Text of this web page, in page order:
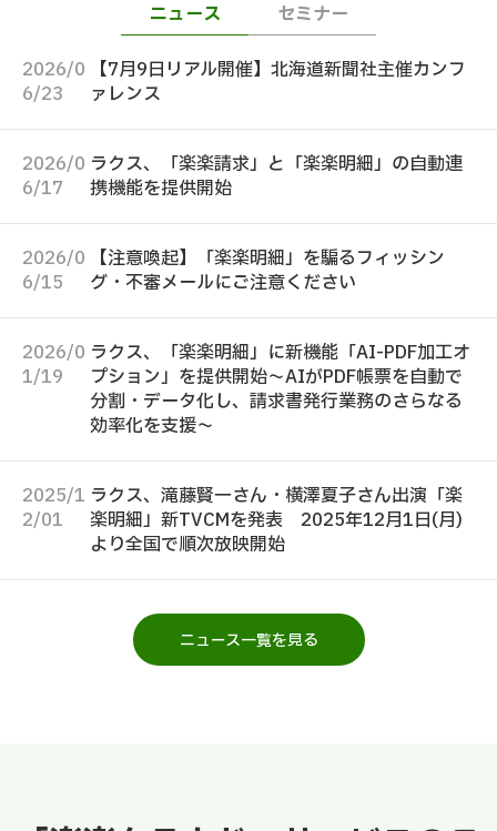
ニュース セミナー
2026/0
6/23
【7月9日リアル開催】北海道新聞社主催カンフ
ァレンス
2026/0
6/17
ラクス、「楽楽請求」と「楽楽明細」の自動連
携機能を提供開始
2026/0
6/15
【注意喚起】「楽楽明細」を騙るフィッシン
グ・不審メールにご注意ください
2026/0
1/19
ラクス、「楽楽明細」に新機能「AI-PDF加工オ
プション」を提供開始～AIがPDF帳票を自動で
分割・データ化し、請求書発行業務のさらなる
効率化を支援～
2025/1
2/01
ラクス、滝藤賢一さん・横澤夏子さん出演「楽
楽明細」新TVCMを発表 2025年12月1日(月)
より全国で順次放映開始
ニュース一覧を見る